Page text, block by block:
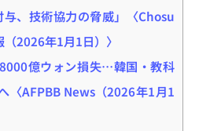
与、技術協力の脅威」〈Chosu
2026年1月1日）〉
8000億ウォン損失…韓国・教科
〈AFPBB News（2026年1月1